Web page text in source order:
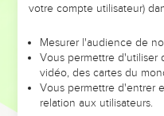
leur foi ou leur vision. Mais
et les saisons difficiles
sont elles
Dans cette conférence,
votre compte utilisateur)
Mesurer l'audience de
Vous permettre d'utiliser
vidéo, des cartes du
Vous permettre d'entrer
relation aux utilisateurs.